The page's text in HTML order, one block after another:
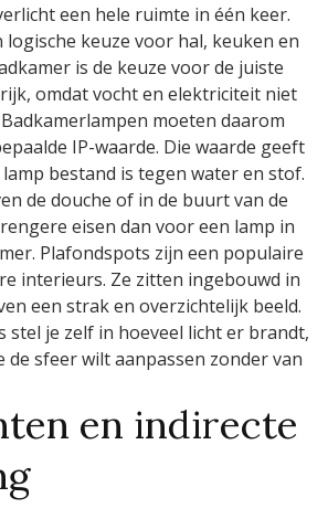
een hele ruimte in één keer.
logische keuze voor hal, keuken en
is de keuze voor de juiste
omdat vocht en elektriciteit niet
moeten daarom
IP-waarde. Die waarde geeft
bestand is tegen water en stof.
de douche of in de buurt van de
eisen dan voor een lamp in
Plafondspots zijn een populaire
interieurs. Ze zitten ingebouwd in
een strak en overzichtelijk beeld.
stel je zelf in hoeveel licht er brandt,
de sfeer wilt aanpassen zonder van
en indirecte